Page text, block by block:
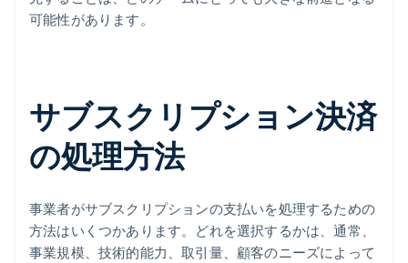
可能性があります。
サブスクリプション決済
の処理方法
事業者がサブスクリプションの支払いを処理するための
方法はいくつかあります。どれを選択するかは、通常、
事業規模、技術的能力、取引量、顧客のニーズによって